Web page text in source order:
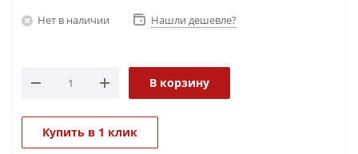
Нет в наличии Нашли дешевле?
В корзину
Купить в 1 клик